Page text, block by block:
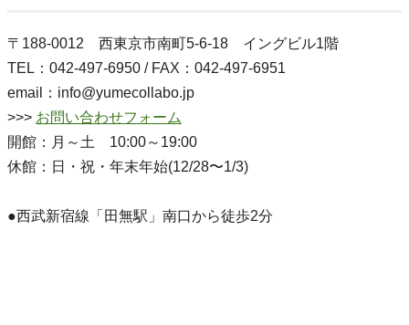
〒188-0012 西東京市南町5-6-18 イングビル1階
TEL：042-497-6950 / FAX：042-497-6951
email：info@yumecollabo.jp
>>> お問い合わせフォーム
開館：月～土 10:00～19:00
休館：日・祝・年末年始(12/28〜1/3)
●西武新宿線「田無駅」南口から徒歩2分